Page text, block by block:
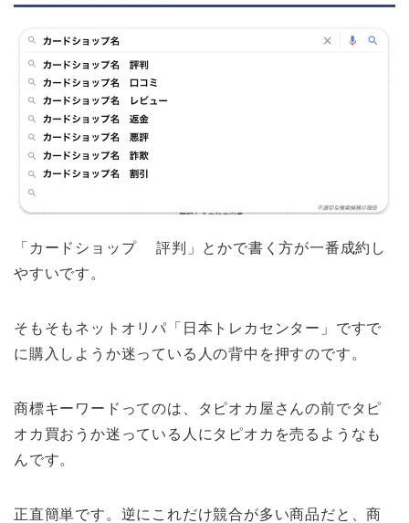
「カードショップ 評判」とかで書く方が一番成約し
やすいです。
そもそもネットオリパ「日本トレカセンター」ですで
に購入しようか迷っている人の背中を押すのです。
商標キーワードってのは、タピオカ屋さんの前でタピ
オカ買おうか迷っている人にタピオカを売るようなも
んです。
正直簡単です。逆にこれだけ競合が多い商品だと、商